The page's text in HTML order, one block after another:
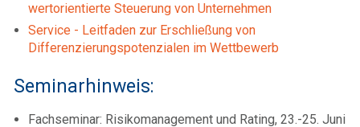
wertorientierte Steuerung von Unternehmen
Service - Leitfaden zur Erschließung von
Differenzierungspotenzialen im Wettbewerb
Seminarhinweis:
Fachseminar: Risikomanagement und Rating, 23.-25. Juni